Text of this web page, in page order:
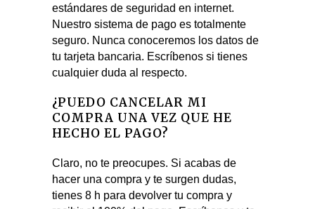
estándares de seguridad en internet.
Nuestro sistema de pago es totalmente
seguro. Nunca conoceremos los datos de
tu tarjeta bancaria. Escríbenos si tienes
cualquier duda al respecto.
¿PUEDO CANCELAR MI
COMPRA UNA VEZ QUE HE
HECHO EL PAGO?
Claro, no te preocupes. Si acabas de
hacer una compra y te surgen dudas,
tienes 8 h para devolver tu compra y